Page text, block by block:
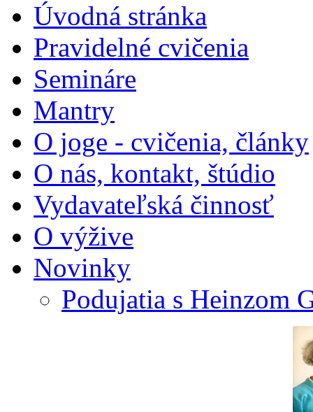
Úvodná stránka
Pravidelné cvičenia
Semináre
Mantry
O joge - cvičenia, články
O nás, kontakt, štúdio
Vydavateľská činnosť
O výžive
Novinky
Podujatia s Heinzom